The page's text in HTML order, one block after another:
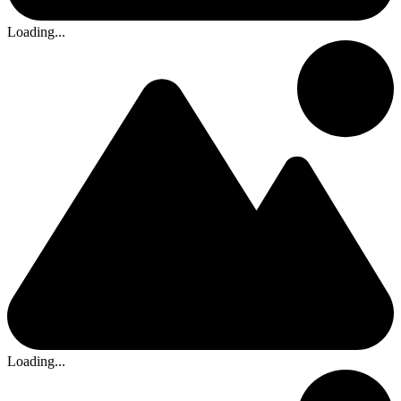
Loading...
Loading...